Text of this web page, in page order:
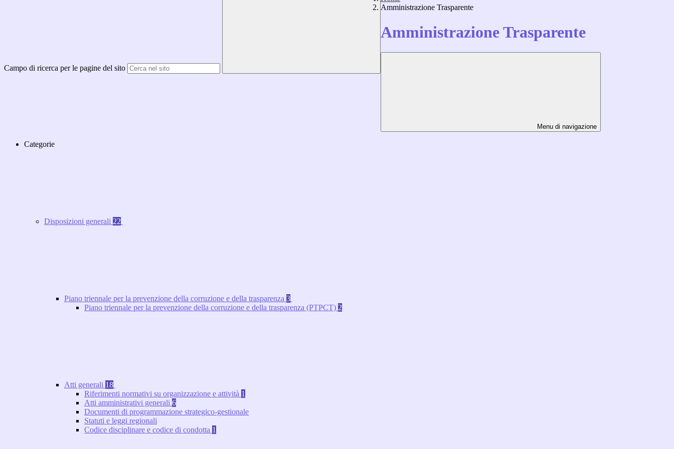
Campo di ricerca per le pagine del sito
Amministrazione Trasparente
Amministrazione Trasparente
Menu di navigazione
Categorie
Disposizioni generali 22
Piano triennale per la prevenzione della corruzione e della trasparenza 3
Piano triennale per la prevenzione della corruzione e della trasparenza (PTPCT) 2
Atti generali 18
Riferimenti normativi su organizzazione e attività 1
Atti amministrativi generali 6
Documenti di programmazione strategico-gestionale
Statuti e leggi regionali
Codice disciplinare e codice di condotta 1